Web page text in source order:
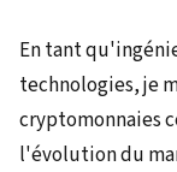
En tant
technologies, je
cryptomonnaies
l'évolution du